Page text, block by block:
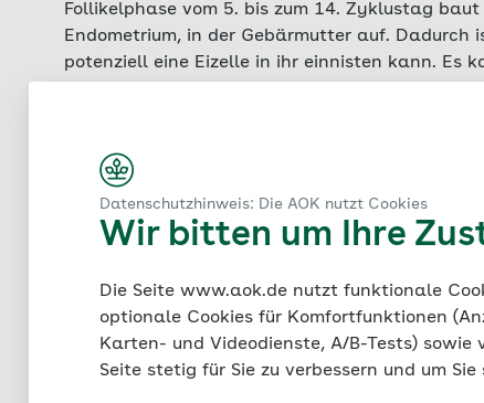
Datenschutzhinweis: Die AOK nutzt Cookies
Wir bitten um Ihre
Die Seite www.aok.de nutzt funktionale
optionale Cookies für Komfortfunktionen
Karten- und Videodienste, A/B-Tests) sowie
Seite stetig für Sie zu verbessern und um
Follikelphase vom 5. bis zum 14. Zyklustag
Endometrium, in der Gebärmutter auf.
potenziell eine Eizelle in ihr einnisten kann. Es
Problem: Die Schleimhaut der Endometriose-
Gebärmutterschleimhaut – über die Scheide
Entzündungen und in der Folge Zysten oder
Hormonen, dem Immunsystem und einer
gebärfähigen Alter sind von Endometriose